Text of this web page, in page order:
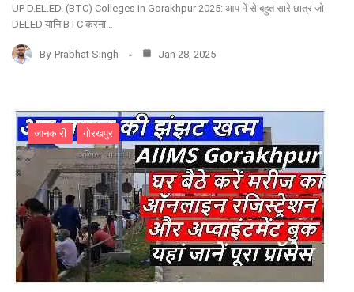
UP D.EL.ED. (BTC) Colleges in Gorakhpur 2025: आप में से बहुत सारे छात्र जो
DELED यानि BTC करना…
By Prabhat Singh Jan 28, 2025
जानकारी गोरखपुर